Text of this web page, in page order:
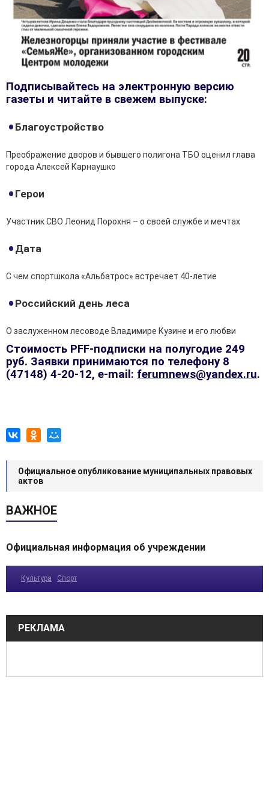
Подписывайтесь на электронную версию
газеты и читайте в свежем выпуске:
Благоустройство
Преображение дворов и бывшего полигона ТБО оценил глава
города Алексей Карнаушко
Герои
Участник СВО Леонид Порохня – о своей службе и мечтах
Дата
С чем спортшкола «Альбатрос» встречает 40-летие
Российский день леса
О заслуженном лесоводе Владимире Кузине и его любви
Стоимость PFF-подписки на полугодие 249
руб. Заявки принимаются по телефону 8
(47148) 4-20-12, e-mail: ferumnews@yandex.ru.
Официальное опубликование муниципальных правовых
актов
ВАЖНОЕ
Официальная информация об учреждении
Культура Спорт
РЕКЛАМА